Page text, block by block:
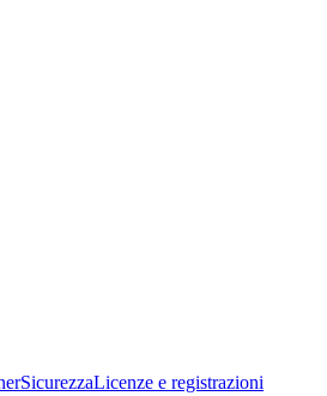
SicurezzaLicenze e registrazioni